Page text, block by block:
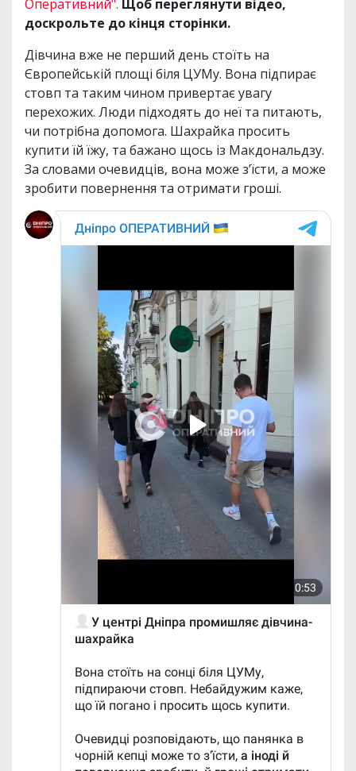
Оперативний". Щоб переглянути відео,
доскрольте до кінця сторінки.
Дівчина вже не перший день стоїть на
Європейській площі біля ЦУМу. Вона підпирає
стовп та таким чином привертає увагу
перехожих. Люди підходять до неї та питають,
чи потрібна допомога. Шахрайка просить
купити їй їжу, та бажано щось із Макдональдзу.
За словами очевидців, вона може з’їсти, а може
зробити повернення та отримати гроші.